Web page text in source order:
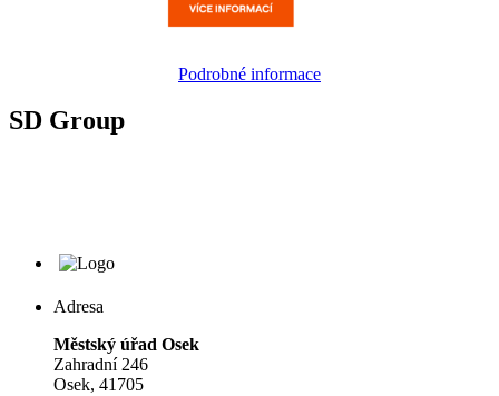
Podrobné informace
SD Group
Adresa
Městský úřad Osek
Zahradní 246
Osek, 41705